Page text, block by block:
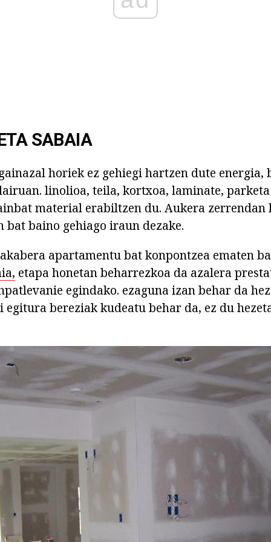
SABAIA
horiek ez gehiegi hartzen dute energia,
linolioa, teila, kortxoa, laminate,
material erabiltzen du. Aukera zerrendan
bat baino gehiago iraun dezake.
apartamentu bat konpontzea ematen
etapa honetan beharrezkoa da azalera
egindako. ezaguna izan behar da
bereziak kudeatu behar da, ez du